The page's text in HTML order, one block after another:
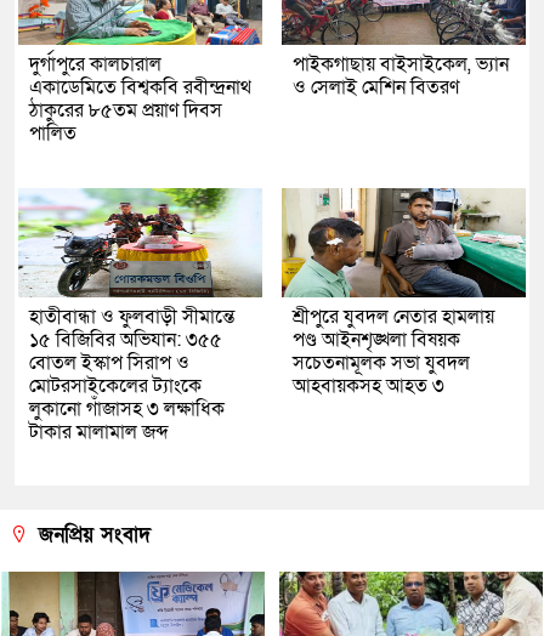
দুর্গাপুরে কালচারাল
একাডেমিতে বিশ্বকবি রবীন্দ্রনাথ
ঠাকুরের ৮৫তম প্রয়াণ দিবস
পালিত
পাইকগাছায় বাইসাইকেল, ভ্যান
ও সেলাই মেশিন বিতরণ
হাতীবান্ধা ও ফুলবাড়ী সীমান্তে
১৫ বিজিবির অভিযান: ৩৫৫
বোতল ইস্কাপ সিরাপ ও
মোটরসাইকেলের ট্যাংকে
লুকানো গাঁজাসহ ৩ লক্ষাধিক
টাকার মালামাল জব্দ
শ্রীপুরে যুবদল নেতার হামলায়
পণ্ড আইনশৃঙ্খলা বিষয়ক
সচেতনামূলক সভা যুবদল
আহবায়কসহ আহত ৩
জনপ্রিয় সংবাদ